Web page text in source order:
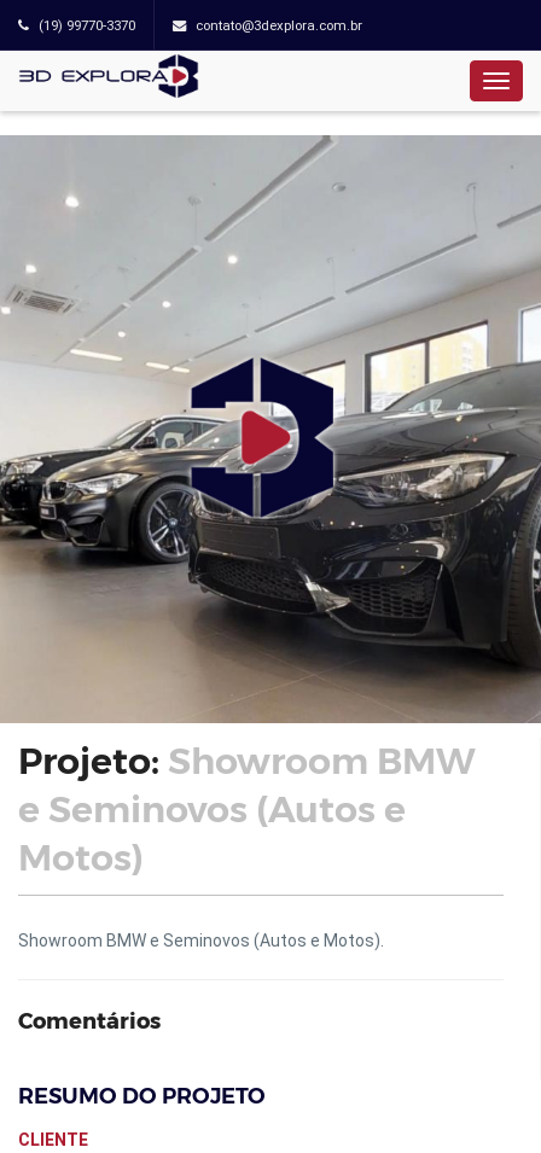
(19) 99770-3370 contato@3dexplora.com.br
Projeto: Showroom BMW
e Seminovos (Autos e
Motos)
Showroom BMW e Seminovos (Autos e Motos).
Comentários
RESUMO DO PROJETO
CLIENTE